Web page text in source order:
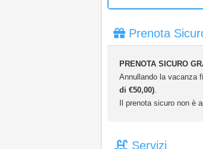
Prenota
PRENOTA SICURO
Annullando la vacanza
di €50,00).
Il prenota sicuro non è
Servizi